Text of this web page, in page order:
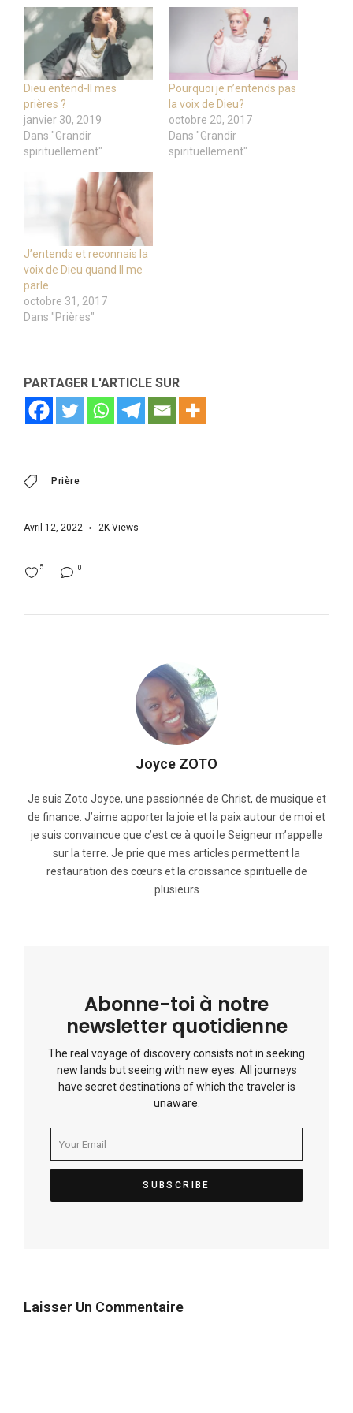
Dieu entend-Il mes
prières ?
janvier 30, 2019
Dans "Grandir
spirituellement"
Pourquoi je n’entends pas
la voix de Dieu?
octobre 20, 2017
Dans "Grandir
spirituellement"
J’entends et reconnais la
voix de Dieu quand Il me
parle.
octobre 31, 2017
Dans "Prières"
PARTAGER L'ARTICLE SUR
Prière
Avril 12, 2022 2K Views
0
5
Joyce ZOTO
Je suis Zoto Joyce, une passionnée de Christ, de musique et
de finance. J’aime apporter la joie et la paix autour de moi et
je suis convaincue que c’est ce à quoi le Seigneur m’appelle
sur la terre. Je prie que mes articles permettent la
restauration des cœurs et la croissance spirituelle de
plusieurs
Abonne-toi à notre
newsletter quotidienne
The real voyage of discovery consists not in seeking
new lands but seeing with new eyes. All journeys
have secret destinations of which the traveler is
unaware.
Laisser Un Commentaire